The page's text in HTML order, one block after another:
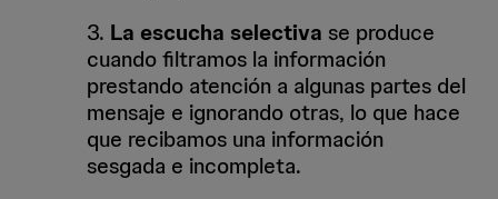
3. La escucha selectiva se produce
cuando filtramos la información
prestando atención a algunas partes del
mensaje e ignorando otras, lo que hace
que recibamos una información
sesgada e incompleta.